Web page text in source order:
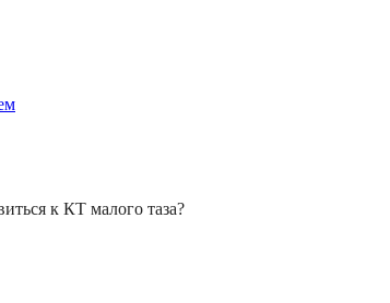
к КТ малого таза?